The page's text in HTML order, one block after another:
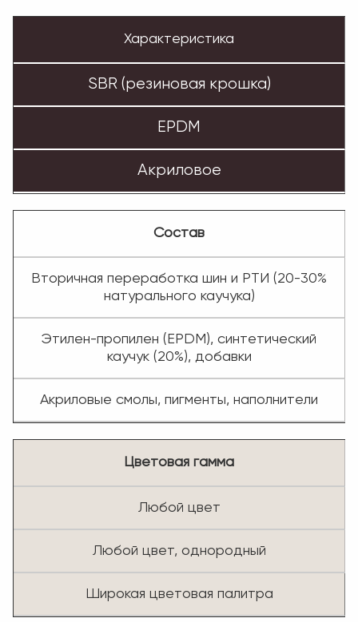
Характеристика
SBR (резиновая крошка)
EPDM
Акриловое
Состав
Вторичная переработка шин и РТИ (20-30%
натурального каучука)
Этилен-пропилен (EPDM), синтетический
каучук (20%), добавки
Акриловые смолы, пигменты, наполнители
Цветовая гамма
Любой цвет
Любой цвет, однородный
Широкая цветовая палитра